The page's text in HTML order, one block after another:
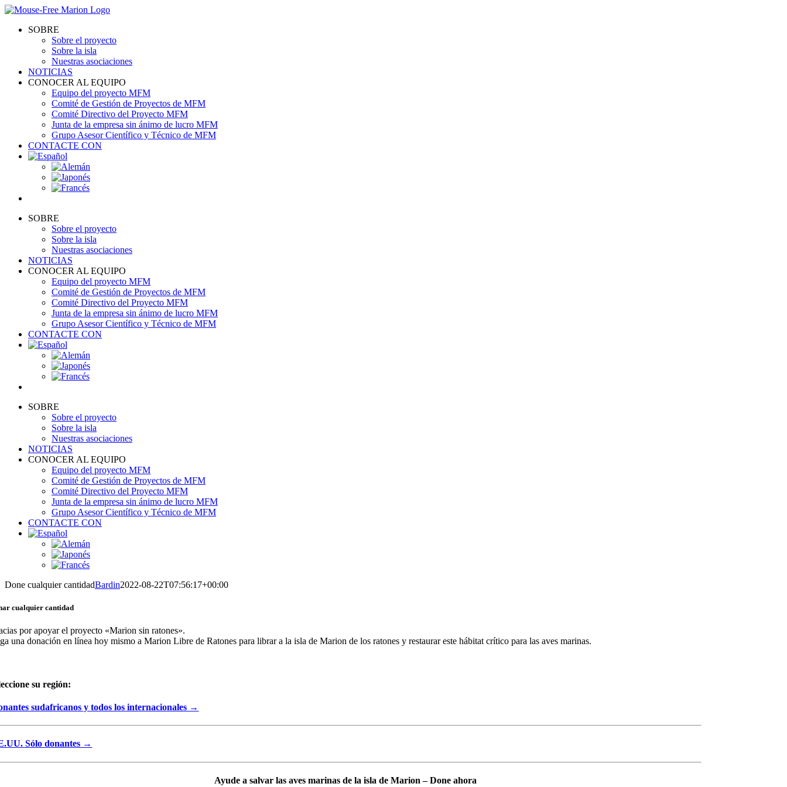
Skip
contentSOBRE
Sobre el proyecto
Sobre la isla
Nuestras asociaciones
NOTICIAS
CONOCER AL EQUIPO
Equipo del proyecto MFM
Comité de Gestión de Proyectos de MFM
Comité Directivo del Proyecto MFM
Junta de la empresa sin ánimo de lucro MFM
Grupo Asesor Científico y Técnico de MFM
CONTACTE CON
SOBRE
Sobre el proyecto
Sobre la isla
Nuestras asociaciones
NOTICIAS
CONOCER AL EQUIPO
Equipo del proyecto MFM
Comité de Gestión de Proyectos de MFM
Comité Directivo del Proyecto MFM
Junta de la empresa sin ánimo de lucro MFM
Grupo Asesor Científico y Técnico de MFM
CONTACTE CON
SOBRE
Sobre el proyecto
Sobre la isla
Nuestras asociaciones
NOTICIAS
CONOCER AL EQUIPO
Equipo del proyecto MFM
Comité de Gestión de Proyectos de MFM
Comité Directivo del Proyecto MFM
Junta de la empresa sin ánimo de lucro MFM
Grupo Asesor Científico y Técnico de MFM
CONTACTE CON
Done cualquier cantidadBardin2022-08-22T07:56:17+00:00
cualquier cantidad
por apoyar el proyecto «Marion sin ratones».
una donación en línea hoy mismo a Marion Libre de Ratones para librar a la isla de Marion de los ratones y restaurar este hábitat crítico para las aves marinas.
su región:
sudafricanos y todos los internacionales →
Sólo donantes →
Ayude a salvar las aves marinas de la isla de Marion – Done ahora